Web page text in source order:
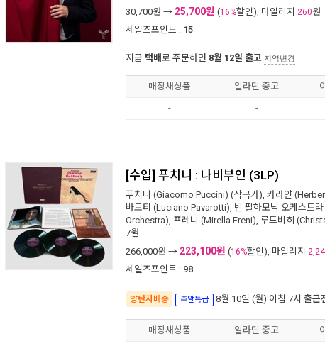
30,700원 → 25,700원 (16%할인), 마일리지 260원
세일즈포인트 : 15
지금 택배로 주문하면 8월 12일 출고 지역변경
매장새상품 알라딘 중고
- -
[수입] 푸치니 : 나비부인 (3LP)
푸치니 (Giacomo Puccini) (작곡가), 카라얀
바로티 (Luciano Pavarotti), 빈 필하모닉 오케스트
Orchestra), 프레니 (Mirella Freni), 루드비히
7월
266,000원 → 223,100원 (16%할인), 마일리지
세일즈포인트 : 98
양탄자배송 주말특급 8월 10일 (월) 아침 7시 출근
매장새상품 알라딘 중고